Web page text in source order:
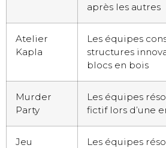
après les autres
Atelier
Kapla
Les équipes
structures
blocs en bois
Murder
Party
Les équipes
fictif lors d’une
Jeu
Les équipes